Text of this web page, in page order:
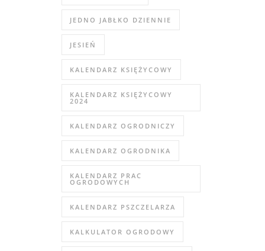
JEDNO JABŁKO DZIENNIE
JESIEŃ
KALENDARZ KSIĘŻYCOWY
KALENDARZ KSIĘŻYCOWY
2024
KALENDARZ OGRODNICZY
KALENDARZ OGRODNIKA
KALENDARZ PRAC
OGRODOWYCH
KALENDARZ PSZCZELARZA
KALKULATOR OGRODOWY